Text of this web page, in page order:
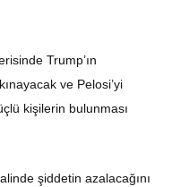
Trump’ın
ve Pelosi’yi
kişilerin bulunması
şiddetin azalacağını